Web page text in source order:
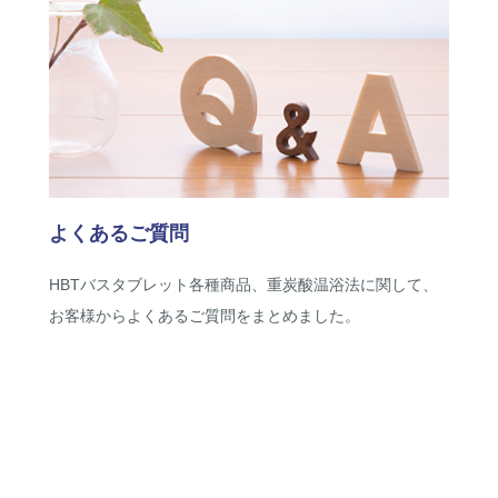
よくあるご質問
HBTバスタブレット各種商品、重炭酸温浴法に関して、
お客様からよくあるご質問をまとめました。